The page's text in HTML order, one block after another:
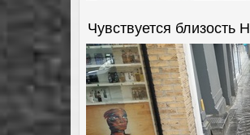
Чувствуется